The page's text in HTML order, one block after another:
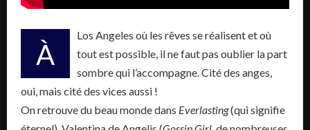
À
Los Angeles où les rêves se réalisent et où
tout est possible, il ne faut pas oublier la part
sombre qui l’accompagne. Cité des anges,
oui, mais cité des vices aussi !
On retrouve du beau monde dans Everlasting(qui signifie